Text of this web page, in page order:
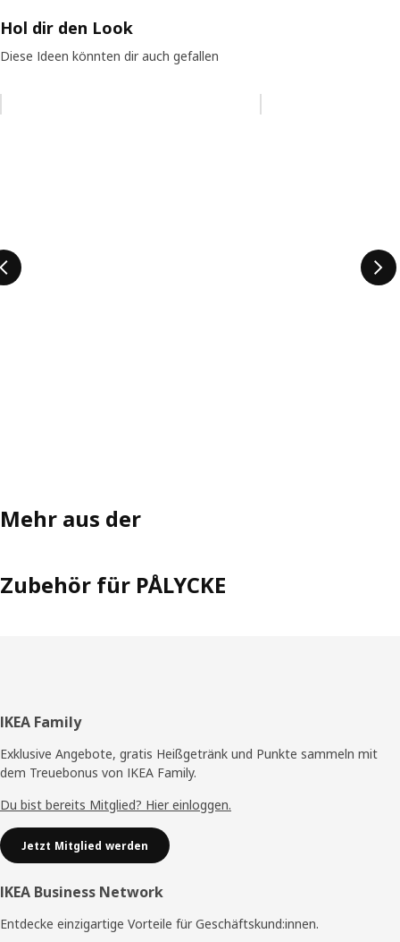
Hol dir den Look
Diese Ideen könnten dir auch gefallen
Mehr aus der
Zubehör für PÅLYCKE
Fußzeile
IKEA Family
Exklusive Angebote, gratis Heißgetränk und Punkte sammeln mit
dem Treuebonus von IKEA Family.
Du bist bereits Mitglied? Hier einloggen.
Jetzt Mitglied werden
IKEA Business Network
Entdecke einzigartige Vorteile für Geschäftskund:innen.